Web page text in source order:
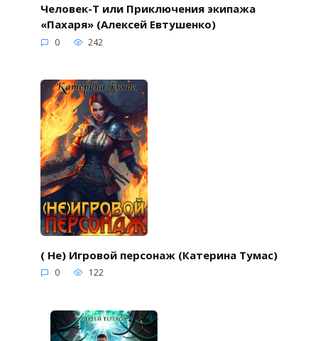
Человек-Т или Приключения экипажа
«Пахаря» (Алексей Евтушенко)
0 242
( Не) Игровой персонаж (Катерина Тумас)
0 122